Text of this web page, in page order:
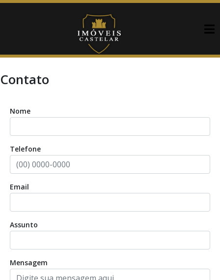
Contato
Nome
Telefone
Email
Assunto
Mensagem